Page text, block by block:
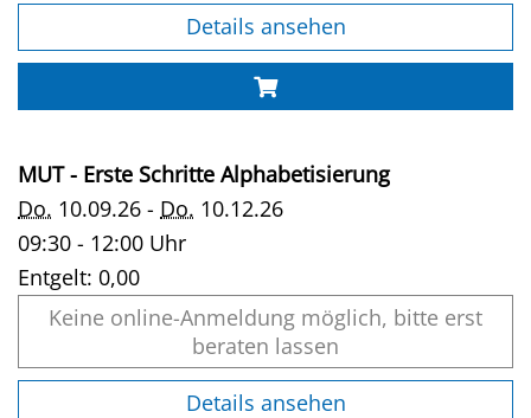
Details ansehen
MUT - Erste Schritte Alphabetisierung
Do. 10.09.26 - Do. 10.12.26
09:30 - 12:00 Uhr
Entgelt: 0,00
Keine online-Anmeldung möglich, bitte erst
beraten lassen
Details ansehen